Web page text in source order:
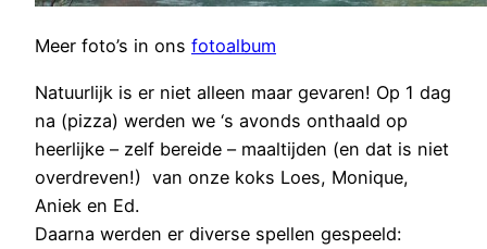
Meer foto’s in ons fotoalbum
Natuurlijk is er niet alleen maar gevaren! Op 1 dag
na (pizza) werden we ‘s avonds onthaald op
heerlijke – zelf bereide – maaltijden (en dat is niet
overdreven!) van onze koks Loes, Monique,
Aniek en Ed.
Daarna werden er diverse spellen gespeeld: